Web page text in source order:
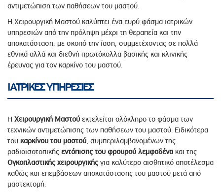
αντιμετώπιση των παθήσεων του μαστού.
Η Χειρουργική Μαστού καλύπτει ένα ευρύ φάσμα ιατρικών
υπηρεσιών από την πρόληψη μέχρι τη θεραπεία και την
αποκατάσταση, με σκοπό την ίαση, συμμετέχοντας σε πολλά
εθνικά αλλά και διεθνή πρωτόκολλα βασικής και κλινικής
έρευνας για τον καρκίνο του μαστού.
ΙΑΤΡΙΚΕΣ ΥΠΗΡΕΣΙΕΣ
Η Χειρουργική Μαστού εκτελείται ολόκληρο το φάσμα των
τεχνικών αντιμετώπισης των παθήσεων του μαστού. Ειδικότερα
του καρκίνου του μαστού, συμπεριλαμβανομένων της
ραδιοϊσοτοπικής εντόπισης του φρουρού λεμφαδένα και της
Ογκοπλαστικής χειρουργικήςγια καλύτερο αισθητικό αποτέλεσμα
καθώς και επεμβάσεων αποκατάστασης του μαστού μετά από
μαστεκτομή.